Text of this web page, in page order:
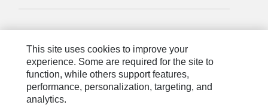
联系 Caterpillar
站点地图
Cookie Settings
This site uses cookies to improve your
experience. Some are required for the site to
function, while others support features,
performance, personalization, targeting, and
analytics.